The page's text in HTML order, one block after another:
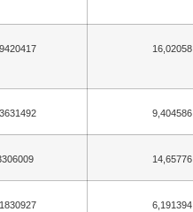
16,02058
9,404586
14,65776
6,191394